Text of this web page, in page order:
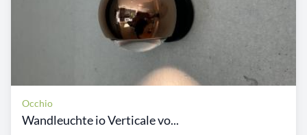
Occhio
Wandleuchte io Verticale vo...